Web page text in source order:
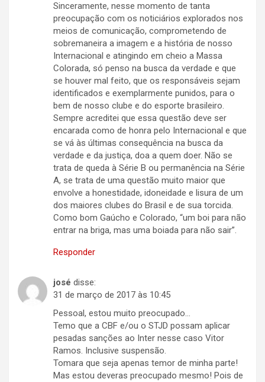
Sinceramente, nesse momento de tanta
preocupação com os noticiários explorados nos
meios de comunicação, comprometendo de
sobremaneira a imagem e a história de nosso
Internacional e atingindo em cheio a Massa
Colorada, só penso na busca da verdade e que
se houver mal feito, que os responsáveis sejam
identificados e exemplarmente punidos, para o
bem de nosso clube e do esporte brasileiro.
Sempre acreditei que essa questão deve ser
encarada como de honra pelo Internacional e que
se vá às últimas consequência na busca da
verdade e da justiça, doa a quem doer. Não se
trata de queda à Série B ou permanência na Série
A, se trata de uma questão muito maior que
envolve a honestidade, idoneidade e lisura de um
dos maiores clubes do Brasil e de sua torcida.
Como bom Gaúcho e Colorado, “um boi para não
entrar na briga, mas uma boiada para não sair”.
Responder
josé disse:
31 de março de 2017 às 10:45
Pessoal, estou muito preocupado…
Temo que a CBF e/ou o STJD possam aplicar
pesadas sanções ao Inter nesse caso Vitor
Ramos. Inclusive suspensão.
Tomara que seja apenas temor de minha parte!
Mas estou deveras preocupado mesmo! Pois de